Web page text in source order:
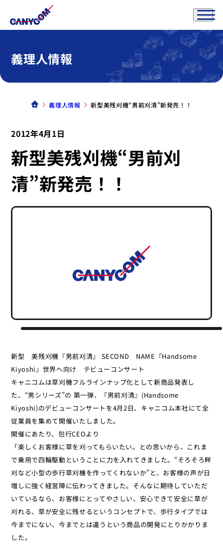
義理人情報
義理人情報 新型美残刈機“男前刈清”新発売！！
2012年4月1日
新型美残刈機“男前刈
清”新発売！！
新型 美残刈機『男前刈清』 SECOND NAME『Handsome
Kiyoshi』世界へ向け テビューコンサート
キャニコムは草刈機フルラインナップ化として新商品発表し
た、“男シリーズ”の 第一弾、『男前刈清』(Handsome
Kiyoshi)のデビューコンサートを4月2日、キャニコム本社にて全
従業員を集めて開催いたしました。
開催にあたり、包行CEOより
「楽しくお客様に草を刈ってもらいたい。との思いから、これま
で乗用で四輪駆動ということに力を入れてきました。“そろそろ畔
刈など小型の歩行草刈機を作ってくれないか”と、お客様の声が日
増しに強く経営陣に伝わってきました。そんなに期待していただ
いているなら、お客様にとってやさしい、安心できて安全に草が
刈れる、草が安全に残せるというコンセプトで、歩行タイプでは
今までにない、今までとは違うという商品の開発にとりかかりま
した。